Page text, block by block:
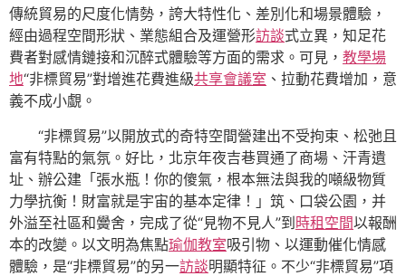
傳統貿易的尺度化情勢，誇大特性化、差別化和場景體驗，
經由過程空間形狀、業態組合及運營形訪談式立異，知足花
費者對感情鏈接和沉醉式體驗等方面的需求。可見， 教學場
地“非標貿易”對增進花費進級共享會議室 、拉動花費增加，意
義不成小覷。
“非標貿易”以開放式的奇特空間營建出不受拘束、松弛且
富有特點的氣氛。好比，北京年夜吉巷買通了商場、汗青遺
址、辦公建「張水瓶！你的傻氣，根本無法與我的噸級物質
力學抗衡！財富就是宇宙的基本定律！」筑、口袋公園，并
外溢至社區和黌舍，完成了從“見物不見人”到時租空間以報酬
本的改變。以文明為焦點瑜伽教室吸引物、以運動催化情感
體驗，是“非標貿易”的另一訪談明顯特征。不少“非標貿易”項